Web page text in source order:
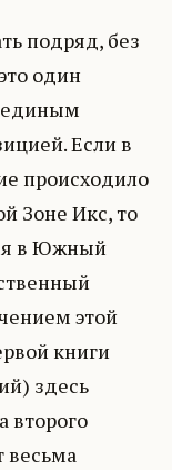
подряд, без
один
единым
Если в
происходило
Зоне Икс, то
в Южный
этой
книги
здесь
второго
весьма